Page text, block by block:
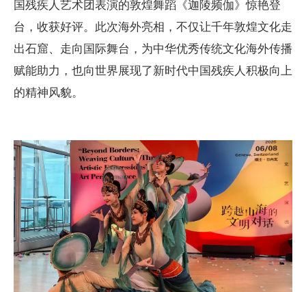
国残疾人艺术团表演的敦煌舞蹈《迦陵频伽》惊艳登
台，收获好评。此次海外亮相，不仅让千年敦煌文化走
出石窟、走向国际舞台，为中华优秀传统文化海外传播
赋能助力，也向世界展现了新时代中国残疾人积极向上
的精神风貌。